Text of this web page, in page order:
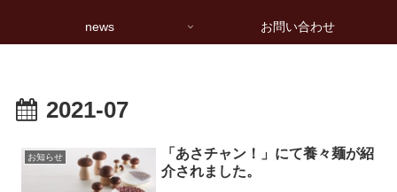
news お問い合わせ
2021-07
お知らせ
「あさチャン！」にて養々麺が紹
介されました。